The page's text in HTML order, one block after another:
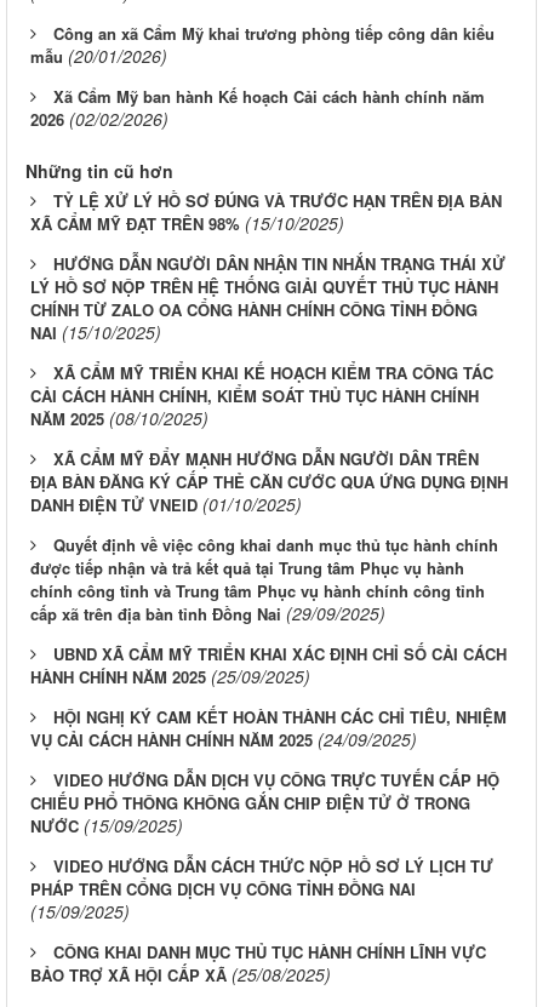
Công an xã Cẩm Mỹ khai trương phòng tiếp công dân kiểu
mẫu (20/01/2026)
Xã Cẩm Mỹ ban hành Kế hoạch Cải cách hành chính năm
2026 (02/02/2026)
Những tin cũ hơn
TỶ LỆ XỬ LÝ HỒ SƠ ĐÚNG VÀ TRƯỚC HẠN TRÊN ĐỊA BÀN
XÃ CẨM MỸ ĐẠT TRÊN 98% (15/10/2025)
HƯỚNG DẪN NGƯỜI DÂN NHẬN TIN NHẮN TRẠNG THÁI XỬ
LÝ HỒ SƠ NỘP TRÊN HỆ THỐNG GIẢI QUYẾT THỦ TỤC HÀNH
CHÍNH TỪ ZALO OA CỔNG HÀNH CHÍNH CÔNG TỈNH ĐỒNG
NAI (15/10/2025)
XÃ CẨM MỸ TRIỂN KHAI KẾ HOẠCH KIỂM TRA CÔNG TÁC
CẢI CÁCH HÀNH CHÍNH, KIỂM SOÁT THỦ TỤC HÀNH CHÍNH
NĂM 2025 (08/10/2025)
XÃ CẨM MỸ ĐẨY MẠNH HƯỚNG DẪN NGƯỜI DÂN TRÊN
ĐỊA BÀN ĐĂNG KÝ CẤP THẺ CĂN CƯỚC QUA ỨNG DỤNG ĐỊNH
DANH ĐIỆN TỬ VNEID (01/10/2025)
Quyết định về việc công khai danh mục thủ tục hành chính
được tiếp nhận và trả kết quả tại Trung tâm Phục vụ hành
chính công tỉnh và Trung tâm Phục vụ hành chính công tỉnh
cấp xã trên địa bàn tỉnh Đồng Nai (29/09/2025)
UBND XÃ CẨM MỸ TRIỂN KHAI XÁC ĐỊNH CHỈ SỐ CẢI CÁCH
HÀNH CHÍNH NĂM 2025 (25/09/2025)
HỘI NGHỊ KÝ CAM KẾT HOÀN THÀNH CÁC CHỈ TIÊU, NHIỆM
VỤ CẢI CÁCH HÀNH CHÍNH NĂM 2025 (24/09/2025)
VIDEO HƯỚNG DẪN DỊCH VỤ CÔNG TRỰC TUYẾN CẤP HỘ
CHIẾU PHỔ THÔNG KHÔNG GẮN CHIP ĐIỆN TỬ Ở TRONG
NƯỚC (15/09/2025)
VIDEO HƯỚNG DẪN CÁCH THỨC NỘP HỒ SƠ LÝ LỊCH TƯ
PHÁP TRÊN CỔNG DỊCH VỤ CÔNG TỈNH ĐỒNG NAI
(15/09/2025)
CÔNG KHAI DANH MỤC THỦ TỤC HÀNH CHÍNH LĨNH VỰC
BẢO TRỢ XÃ HỘI CẤP XÃ (25/08/2025)